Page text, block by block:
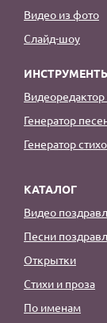
Видео из фото
Слайд-шоу
Видеоредактор
Генератор
Генератор
КАТАЛОГ
Видео
Песни
Открытки
Стихи и проза
По именам